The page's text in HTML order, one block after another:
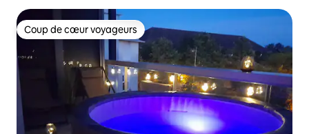
Coup de cœur voyageurs
Coup de cœur voyageurs